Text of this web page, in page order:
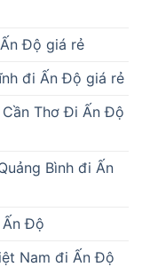
Độ giá rẻ
đi Ấn Độ giá rẻ
Cần Thơ Đi Ấn Độ
Bình đi Ấn
Ấn Độ
Nam đi Ấn Độ